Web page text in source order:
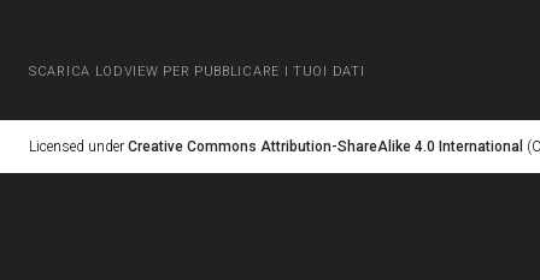
SCARICA LODVIEW PER PUBBLICARE I TUOI DATI
Licensed under Creative Commons Attribution-ShareAlike 4.0 International